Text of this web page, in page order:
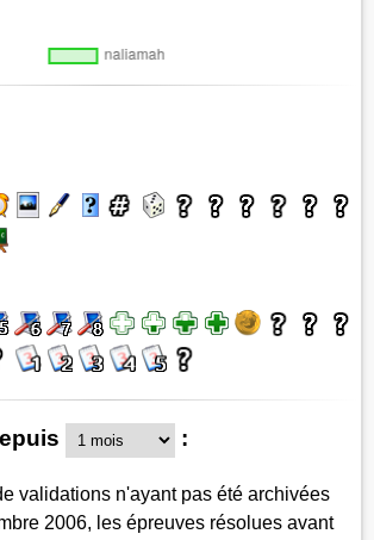
:
validations n'ayant pas été archivées
2006, les épreuves résolues avant